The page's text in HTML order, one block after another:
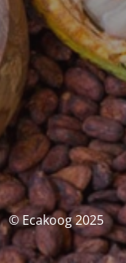
© Ecakoog 2025